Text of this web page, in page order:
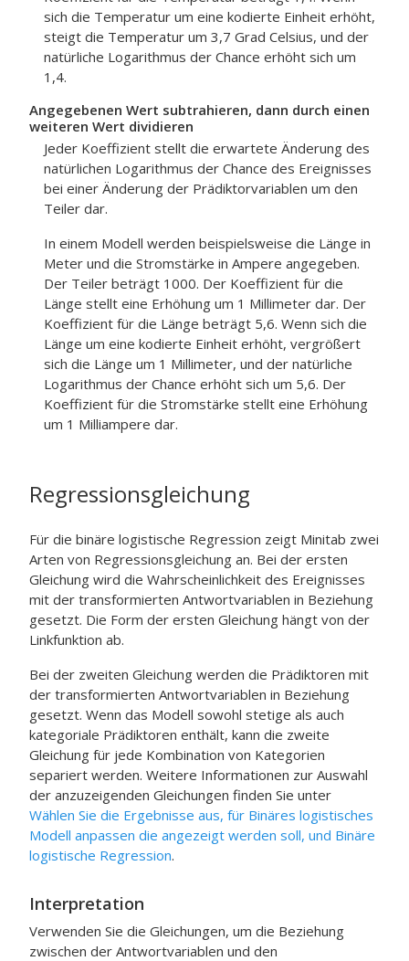
sich die Temperatur um eine kodierte Einheit erhöht,
steigt die Temperatur um 3,7 Grad Celsius, und der
natürliche Logarithmus der Chance erhöht sich um
1,4.
Angegebenen Wert subtrahieren, dann durch einen
weiteren Wert dividieren
Jeder Koeffizient stellt die erwartete Änderung des
natürlichen Logarithmus der Chance des Ereignisses
bei einer Änderung der Prädiktorvariablen um den
Teiler dar.
In einem Modell werden beispielsweise die Länge in
Meter und die Stromstärke in Ampere angegeben.
Der Teiler beträgt 1000. Der Koeffizient für die
Länge stellt eine Erhöhung um 1 Millimeter dar. Der
Koeffizient für die Länge beträgt 5,6. Wenn sich die
Länge um eine kodierte Einheit erhöht, vergrößert
sich die Länge um 1 Millimeter, und der natürliche
Logarithmus der Chance erhöht sich um 5,6. Der
Koeffizient für die Stromstärke stellt eine Erhöhung
um 1 Milliampere dar.
Regressionsgleichung
Für die binäre logistische Regression zeigt Minitab zwei
Arten von Regressionsgleichung an. Bei der ersten
Gleichung wird die Wahrscheinlichkeit des Ereignisses
mit der transformierten Antwortvariablen in Beziehung
gesetzt. Die Form der ersten Gleichung hängt von der
Linkfunktion ab.
Bei der zweiten Gleichung werden die Prädiktoren mit
der transformierten Antwortvariablen in Beziehung
gesetzt. Wenn das Modell sowohl stetige als auch
kategoriale Prädiktoren enthält, kann die zweite
Gleichung für jede Kombination von Kategorien
separiert werden. Weitere Informationen zur Auswahl
der anzuzeigenden Gleichungen finden Sie unter
Wählen Sie die Ergebnisse aus, für Binäres logistisches
Modell anpassen die angezeigt werden soll, und Binäre
logistische Regression.
Interpretation
Verwenden Sie die Gleichungen, um die Beziehung
zwischen der Antwortvariablen und den